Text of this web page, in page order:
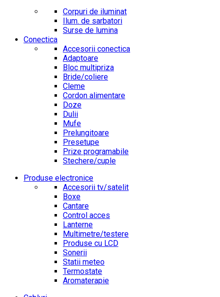
Corpuri de iluminat
Ilum. de sarbatori
Surse de lumina
Conectica
Accesorii conectica
Adaptoare
Bloc multipriza
Bride/coliere
Cleme
Cordon alimentare
Doze
Dulii
Mufe
Prelungitoare
Presetupe
Prize programabile
Stechere/cuple
Produse electronice
Accesorii tv/satelit
Boxe
Cantare
Control acces
Lanterne
Multimetre/testere
Produse cu LCD
Sonerii
Statii meteo
Termostate
Aromaterapie